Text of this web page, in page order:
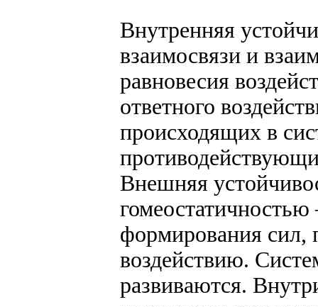
Внутренняя
взаимосвязи и
равновесия
ответного
происходящих в
Внешняя
формирования сил,
воздействию.
развиваются.